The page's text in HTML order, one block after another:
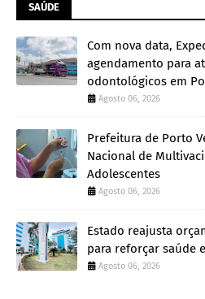
SAÚDE
Com nova data,
agendamento para
odontológicos em
Agosto 06, 2026
Prefeitura de Porto
Nacional de
Adolescentes
Agosto 06, 2026
Estado reajusta
para reforçar saúde
Agosto 06, 2026